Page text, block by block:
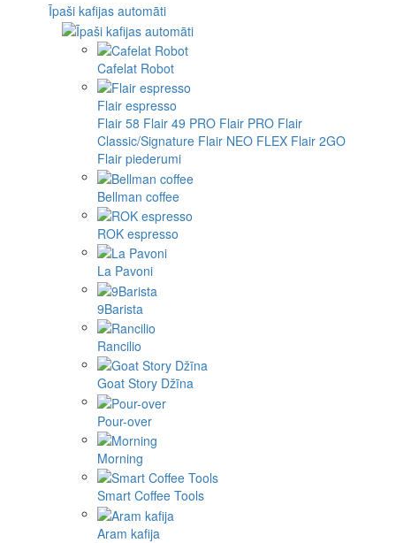
Īpaši kafijas automāti
Cafelat Robot
Flair espresso
Flair 58 Flair 49 PRO Flair PRO Flair
Classic/Signature Flair NEO FLEX Flair 2GO
Flair piederumi
Bellman coffee
ROK espresso
La Pavoni
9Barista
Rancilio
Goat Story Džīna
Pour-over
Morning
Smart Coffee Tools
Aram kafija